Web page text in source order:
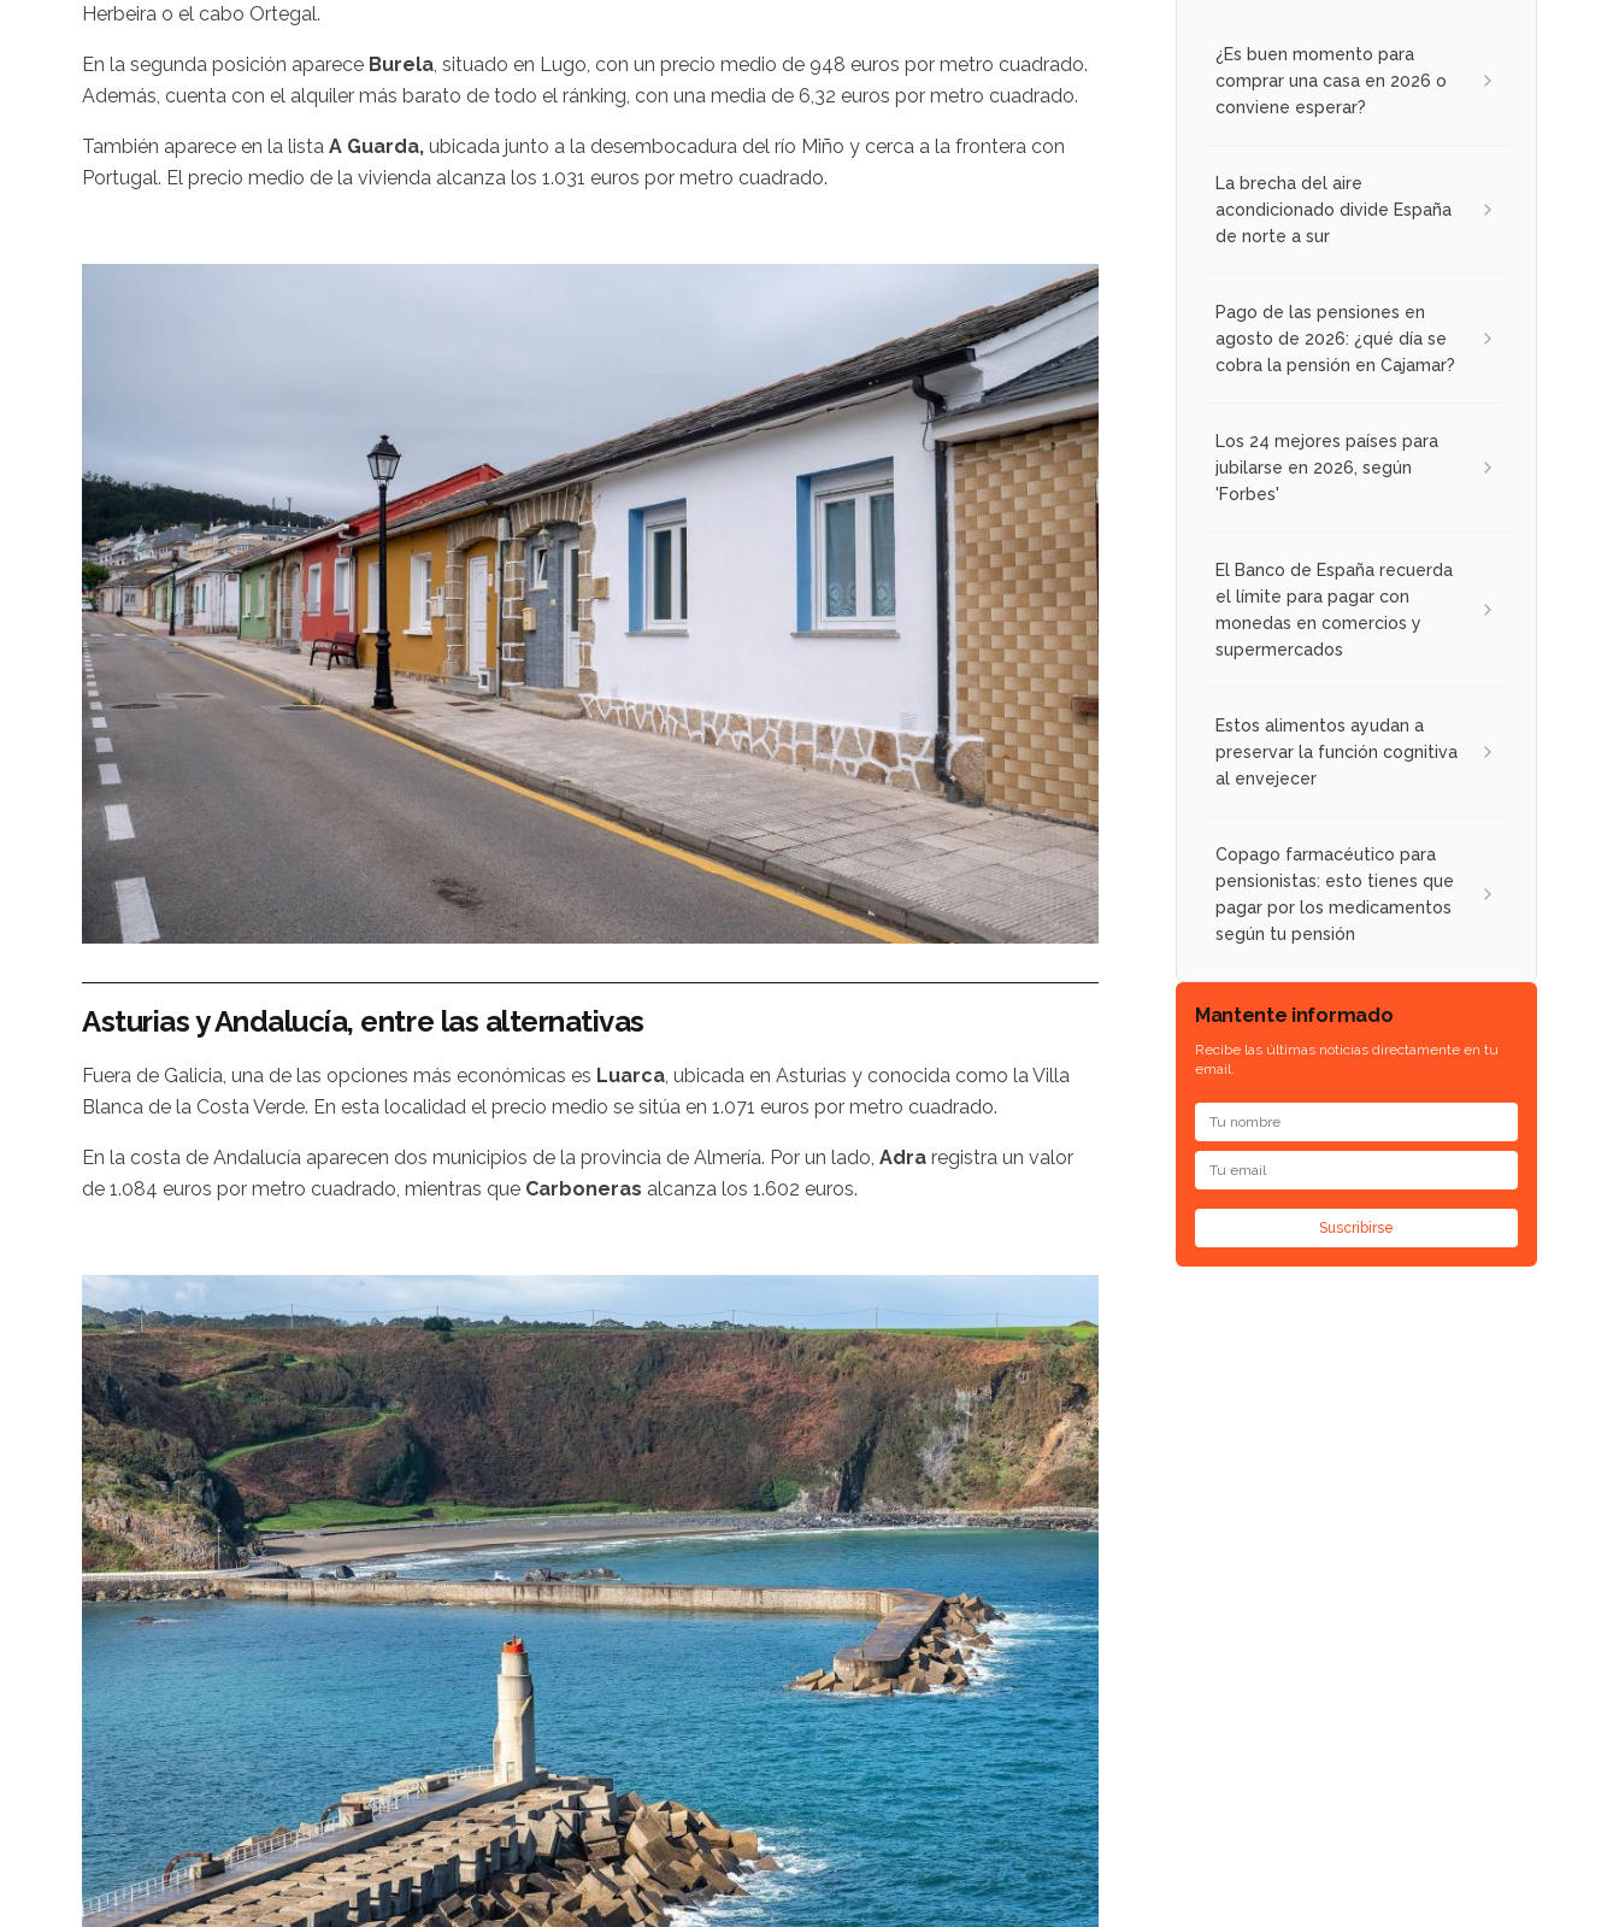
Herbeira o el cabo Ortegal.
En la segunda posición aparece Burela , situado en Lugo, con un precio medio de 948 euros por metro cuadrado.
Además, cuenta con el alquiler más barato de todo el ránking, con una media de 6,32 euros por metro cuadrado.
También aparece en la lista A Guarda, ubicada junto a la desembocadura del río Miño y cerca a la frontera con
Portugal. El precio medio de la vivienda alcanza los 1.031 euros por metro cuadrado.
Asturias y Andalucía, entre las alternativas
Fuera de Galicia, una de las opciones más económicas es Luarca, ubicada en Asturias y conocida como la Villa
Blanca de la Costa Verde. En esta localidad el precio medio se sitúa en 1.071 euros por metro cuadrado.
En la costa de Andalucía aparecen dos municipios de la provincia de Almería. Por un lado, Adra registra un valor
de 1.084 euros por metro cuadrado, mientras que Carboneras alcanza los 1.602 euros.
¿Es buen momento para
comprar una casa en 2026 o
conviene esperar?
La brecha del aire
acondicionado divide España
de norte a sur
Pago de las pensiones en
agosto de 2026: ¿qué día se
cobra la pensión en Cajamar?
Los 24 mejores países para
jubilarse en 2026, según
'Forbes'
El Banco de España recuerda
el límite para pagar con
monedas en comercios y
supermercados
Estos alimentos ayudan a
preservar la función cognitiva
al envejecer
Copago farmacéutico para
pensionistas: esto tienes que
pagar por los medicamentos
según tu pensión
Mantente informado
Recibe las últimas noticias directamente en tu
email.
Suscribirse